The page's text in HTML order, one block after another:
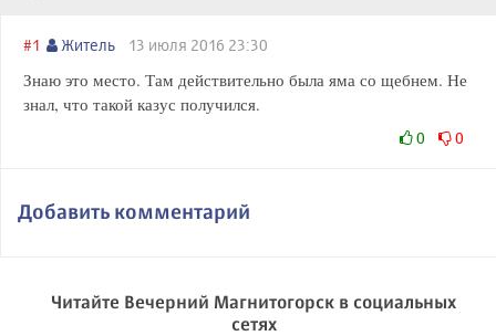
#1 Житель 13 июля 2016 23:30
Знаю это место. Там действительно была яма со щебнем. Не
знал, что такой казус получился.
0 0
Добавить комментарий
Читайте Вечерний Магнитогорск в социальных
сетях